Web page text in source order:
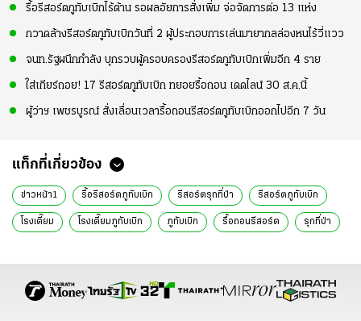
รื้อรีสอร์ตภูทับเบิกไร้ต้าน รอผลอัยการสั่งเพิ่ม จ่อจัดการต่อ 13 แห่ง
กวาดล้างรีสอร์ตภูทับเบิกวันที่ 2 ผู้ประกอบการเล่นมายากลล่องหนไร้วี่แวว
จนท.รัฐผนึกกำลัง บุกรวบผู้ครอบครองรีสอร์ตภูทับเบิกเพิ่มอีก 4 ราย
ใส่เกียร์ถอย! 17 รีสอร์ตภูทับเบิก ทยอยรื้อถอน เดดไลน์ 30 ส.ค.นี้
ผู้ว่าฯ เพชรบูรณ์ สั่งเลื่อนเวลารื้อถอนรีสอร์ตภูทับเบิกออกไปอีก 7 วัน
แท็กที่เกี่ยวข้อง
ข่าวหน้า1 รื้อรีสอร์ตภูทับเบิก รีสอร์ตรุกที่ป่า รีสอร์ตภูทับเบิก
โรงเตี๊ยม โรงเตี๊ยมภูทับเบิก ภูทับเบิก รื้อถอนรีสอร์ต รุกที่ป่า